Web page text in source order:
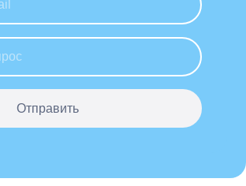
Отправить